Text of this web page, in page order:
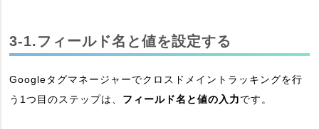
3-1.フィールド名と値を設定する
Googleタグマネージャーでクロスドメイントラッキングを行
う1つ目のステップは、 フィールド名と値の入力です。